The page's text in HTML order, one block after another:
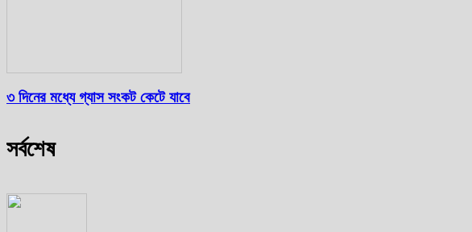
৩ দিনের মধ্যে গ্যাস সংকট কেটে যাবে
সর্বশেষ